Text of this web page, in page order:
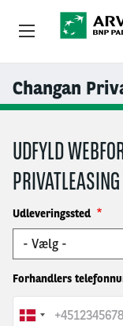
Gå til hovedindhold
Changan
UDFYLD
Udleveringssted
Forhandlers
Privatleasing
Mobilitetsløsninger
Om Arval
Min Leasingbil